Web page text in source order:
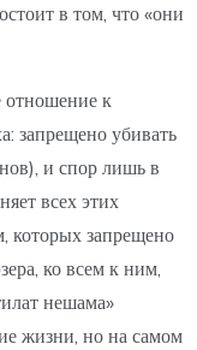
в том, что «они
отношение к
запрещено убивать
и спор лишь в
всех этих
которых запрещено
ко всем к ним,
нешама»
жизни, но на самом